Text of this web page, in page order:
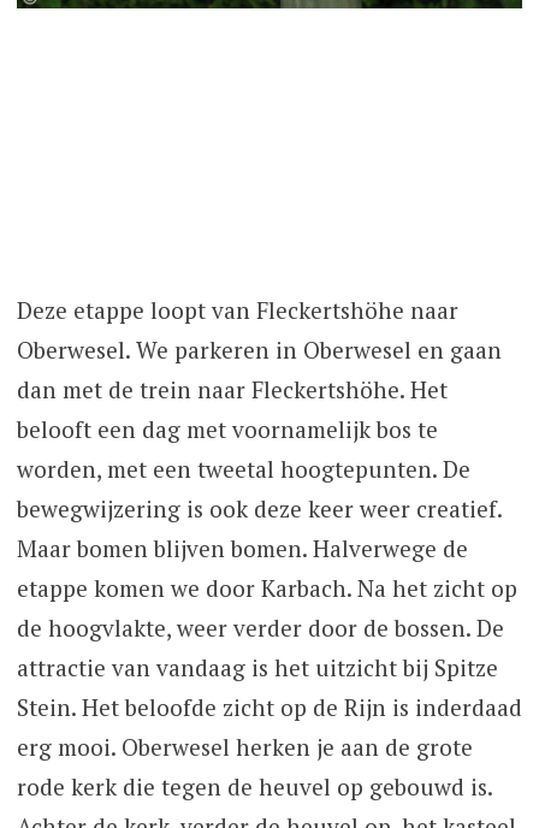
Deze etappe loopt van Fleckertshöhe naar
Oberwesel. We parkeren in Oberwesel en gaan
dan met de trein naar Fleckertshöhe. Het
belooft een dag met voornamelijk bos te
worden, met een tweetal hoogtepunten. De
bewegwijzering is ook deze keer weer creatief.
Maar bomen blijven bomen. Halverwege de
etappe komen we door Karbach. Na het zicht op
de hoogvlakte, weer verder door de bossen. De
attractie van vandaag is het uitzicht bij Spitze
Stein. Het beloofde zicht op de Rijn is inderdaad
erg mooi. Oberwesel herken je aan de grote
rode kerk die tegen de heuvel op gebouwd is.